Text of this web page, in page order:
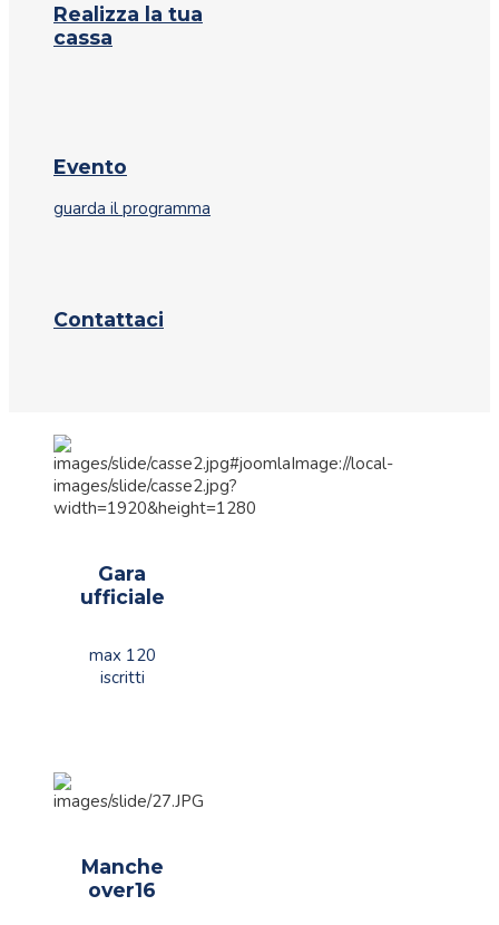
Realizza la tua
cassa
Evento
guarda il programma
Contattaci
Gara
ufficiale
max 120
iscritti
Manche
over16